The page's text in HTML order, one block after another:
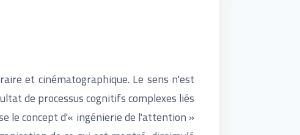
et cinématographique. Le sens n'est
de processus cognitifs complexes liés
le concept d'« ingénierie de l'attention »